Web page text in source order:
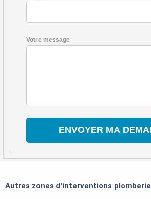
Votre message
Autres zones d'interventions plomberie